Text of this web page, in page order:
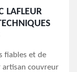
LAFLEUR
fiables et de
artisan couvreur